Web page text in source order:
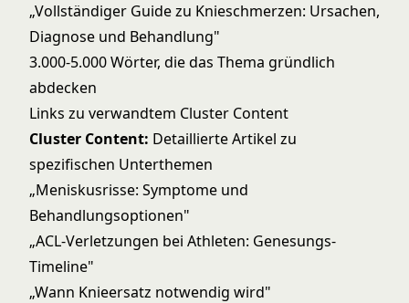
„Vollständiger Guide zu Knieschmerzen: Ursachen,
Diagnose und Behandlung"
3.000-5.000 Wörter, die das Thema gründlich
abdecken
Links zu verwandtem Cluster Content
Cluster Content: Detaillierte Artikel zu
spezifischen Unterthemen
„Meniskusrisse: Symptome und
Behandlungsoptionen"
„ACL-Verletzungen bei Athleten: Genesungs-
Timeline"
„Wann Knieersatz notwendig wird"